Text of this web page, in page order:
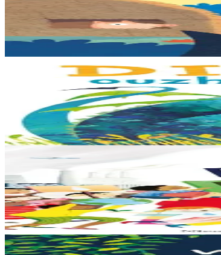
Les trois petits cochons
Il était une fois trois joyeux petits cochons qui vivaient
Look out, it's a Dragon!
Eflammez la dragonne est en quête d'une nouvelle
En stock13,00 €
Bannoù-heol
Like the Ocean We Rise
Notre planète est immense et magnifique, mais elle a
En stock13,00 €
3 ans et plus
Bannoù-heol